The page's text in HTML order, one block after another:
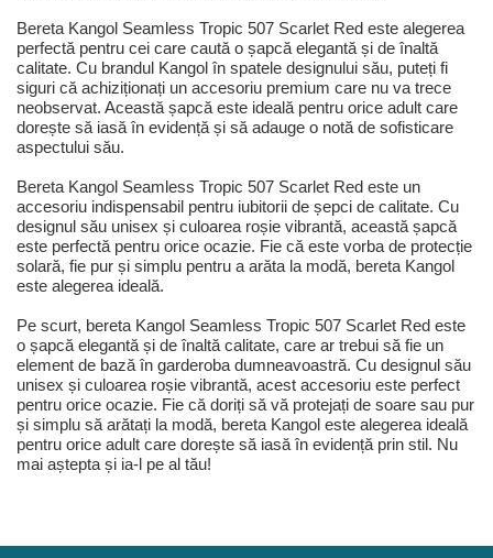
Bereta Kangol Seamless Tropic 507 Scarlet Red este alegerea
perfectă pentru cei care caută o șapcă elegantă și de înaltă
calitate. Cu brandul Kangol în spatele designului său, puteți fi
siguri că achiziționați un accesoriu premium care nu va trece
neobservat. Această șapcă este ideală pentru orice adult care
dorește să iasă în evidență și să adauge o notă de sofisticare
aspectului său.
Bereta Kangol Seamless Tropic 507 Scarlet Red este un
accesoriu indispensabil pentru iubitorii de șepci de calitate. Cu
designul său unisex și culoarea roșie vibrantă, această șapcă
este perfectă pentru orice ocazie. Fie că este vorba de protecție
solară, fie pur și simplu pentru a arăta la modă, bereta Kangol
este alegerea ideală.
Pe scurt, bereta Kangol Seamless Tropic 507 Scarlet Red este
o șapcă elegantă și de înaltă calitate, care ar trebui să fie un
element de bază în garderoba dumneavoastră. Cu designul său
unisex și culoarea roșie vibrantă, acest accesoriu este perfect
pentru orice ocazie. Fie că doriți să vă protejați de soare sau pur
și simplu să arătați la modă, bereta Kangol este alegerea ideală
pentru orice adult care dorește să iasă în evidență prin stil. Nu
mai aștepta și ia-l pe al tău!